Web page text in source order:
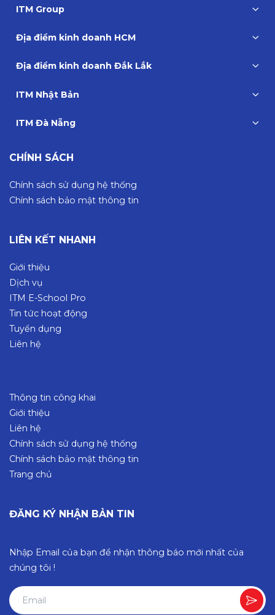
ITM Group
Địa điểm kinh doanh HCM
Địa điểm kinh doanh Đắk Lắk
ITM Nhật Bản
ITM Đà Nẵng
CHÍNH SÁCH
Chính sách sử dụng hệ thống
Chính sách bảo mật thông tin
LIÊN KẾT NHANH
Giới thiệu
Dịch vụ
ITM E-School Pro
Tin tức hoạt động
Tuyển dụng
Liên hệ
Thông tin công khai
Giới thiệu
Liên hệ
Chính sách sử dụng hệ thống
Chính sách bảo mật thông tin
Trang chủ
ĐĂNG KÝ NHẬN BẢN TIN
Nhập Email của bạn để nhận thông báo mới nhất của
chúng tôi !